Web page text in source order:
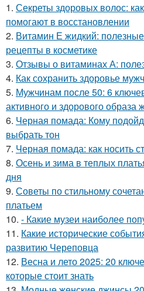
1. Секреты здоровых волос:
помогают в восстановлении
2. Витамин Е жидкий:
рецепты в косметике
3. Отзывы о витаминах А:
4. Как сохранить здоровье
5. Мужчинам после 50: 6
активного и здорового образа
6. Черная помада: Кому
выбрать тон
7. Черная помада: как носить
8. Осень и зима в теплых
дня
9. Советы по стильному
платьем
10. - Какие музеи наиболее
11. Какие исторические
развитию Череповца
12. Весна и лето 2025: 20
которые стоит знать